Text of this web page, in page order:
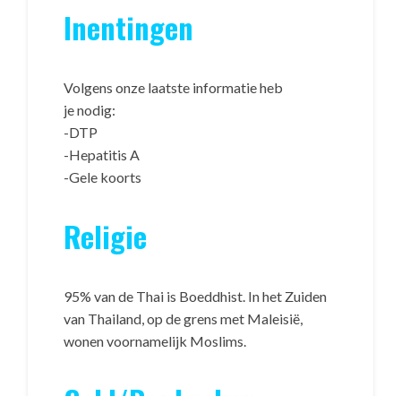
Inentingen
Volgens onze laatste informatie heb
je nodig:
-DTP
-Hepatitis A
-Gele koorts
Religie
95% van de Thai is Boeddhist. In het Zuiden
van Thailand, op de grens met Maleisië,
wonen voornamelijk Moslims.